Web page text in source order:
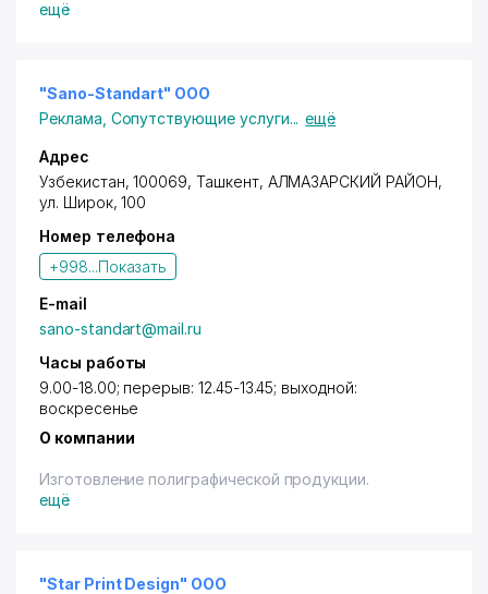
(ручки, майки, визитницы и т.д.). Оформление
ещё
"Sano-Standart" ООО
Реклама Сопутствующие услуги... ещё
Адрес
Узбекистан, 100069, Ташкент, АЛМАЗАРСКИЙ РАЙОН,
ул. Широк, 100
Номер телефона
+998...Показать
E-mail
sano-standart@mail.ru
Часы работы
9.00-18.00; перерыв: 12.45-13.45; выходной:
воскресенье
О компании
Изготовление полиграфической продукции.
ещё
"Star Print Design" ООО